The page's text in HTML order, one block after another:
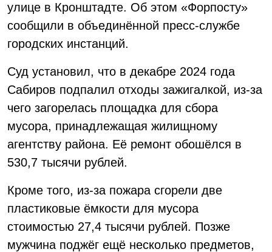
улице в Кронштадте. Об этом «Форпосту»
сообщили в объединённой пресс-службе
городских инстанций.
Суд установил, что в декабре 2024 года
Сабиров подпалил отходы зажигалкой, из-за
чего загорелась площадка для сбора
мусора, принадлежащая жилищному
агентству района. Её ремонт обошёлся в
530,7 тысячи рублей.
Кроме того, из-за пожара сгорели две
пластиковые ёмкости для мусора
стоимостью 27,4 тысячи рублей. Позже
мужчина поджёг ещё несколько предметов,